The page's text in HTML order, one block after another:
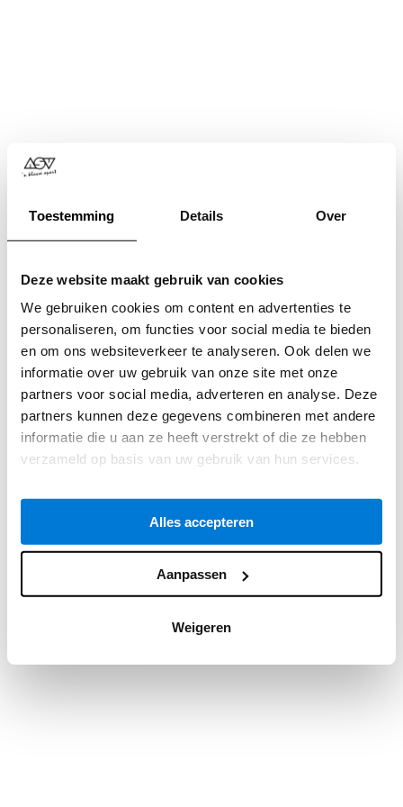
Toestemming Details Over
Deze website maakt gebruik van cookies
We gebruiken cookies om content en advertenties te
personaliseren, om functies voor social media te bieden
en om ons websiteverkeer te analyseren. Ook delen we
informatie over uw gebruik van onze site met onze
partners voor social media, adverteren en analyse. Deze
partners kunnen deze gegevens combineren met andere
informatie die u aan ze heeft verstrekt of die ze hebben
verzameld op basis van uw gebruik van hun services.
Alles accepteren
Aanpassen
Weigeren
Application error: a client-side exception has occurred while
loadingwww.asv.nl(see the browser consolefor more
information).